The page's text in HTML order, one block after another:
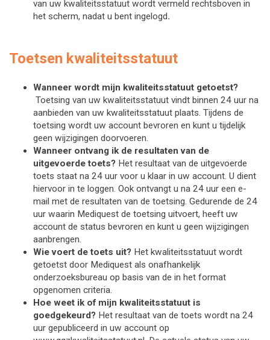
van uw kwaliteitsstatuut wordt vermeld rechtsboven in
het scherm, nadat u bent ingelogd.
Toetsen kwaliteitsstatuut
Wanneer wordt mijn kwaliteitsstatuut getoetst?
Toetsing van uw kwaliteitsstatuut vindt binnen 24 uur na
aanbieden van uw kwaliteitsstatuut plaats. Tijdens de
toetsing wordt uw account bevroren en kunt u tijdelijk
geen wijzigingen doorvoeren.
Wanneer ontvang ik de resultaten van de
uitgevoerde toets? Het resultaat van de uitgevoerde
toets staat na 24 uur voor u klaar in uw account. U dient
hiervoor in te loggen. Ook ontvangt u na 24 uur een e-
mail met de resultaten van de toetsing. Gedurende de 24
uur waarin Mediquest de toetsing uitvoert, heeft uw
account de status bevroren en kunt u geen wijzigingen
aanbrengen.
Wie voert de toets uit? Het kwaliteitsstatuut wordt
getoetst door Mediquest als onafhankelijk
onderzoeksbureau op basis van de in het format
opgenomen criteria.
Hoe weet ik of mijn kwaliteitsstatuut is
goedgekeurd? Het resultaat van de toets wordt na 24
uur gepubliceerd in uw account op